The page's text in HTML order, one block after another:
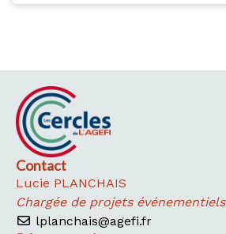
Contact
Lucie PLANCHAIS
Chargée de projets événementiels
lplanchais@agefi.fr